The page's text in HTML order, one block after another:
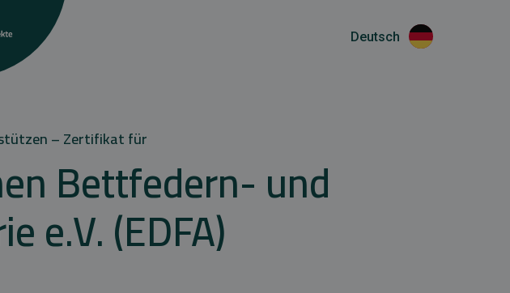
Deutsch
– Zertifikat für
Bettfedern- und
e.V. (EDFA)